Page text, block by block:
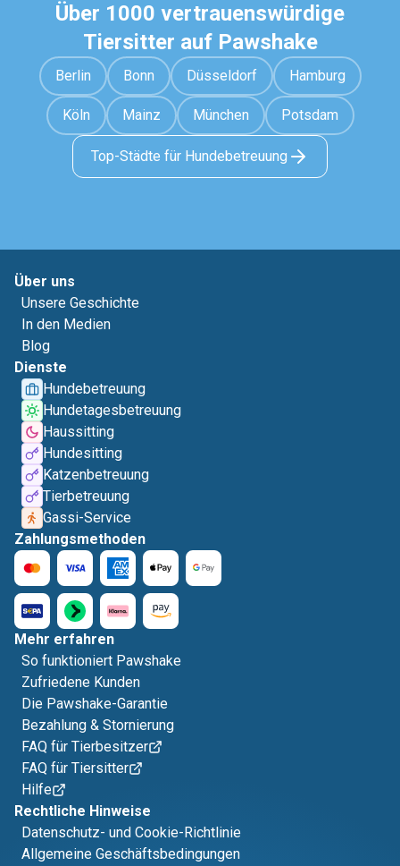
Über 1000 vertrauenswürdige
Tiersitter auf Pawshake
Berlin Bonn Düsseldorf Hamburg
Köln Mainz München Potsdam
Top-Städte für Hundebetreuung
Über uns
Unsere Geschichte
In den Medien
Blog
Dienste
Hundebetreuung
Hundetagesbetreuung
Haussitting
Hundesitting
Katzenbetreuung
Tierbetreuung
Gassi-Service
Zahlungsmethoden
Mehr erfahren
So funktioniert Pawshake
Zufriedene Kunden
Die Pawshake-Garantie
Bezahlung & Stornierung
FAQ für Tierbesitzer
FAQ für Tiersitter
Hilfe
Rechtliche Hinweise
Datenschutz- und Cookie-Richtlinie
Allgemeine Geschäftsbedingungen